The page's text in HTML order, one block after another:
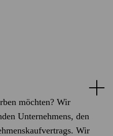
möchten? Wir
Unternehmens, den
Wir